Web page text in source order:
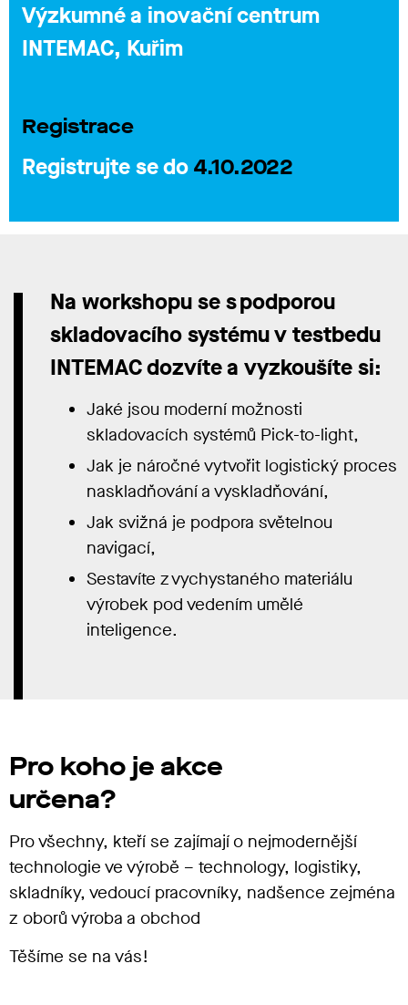
Výzkumné a inovační centrum
INTEMAC, Kuřim
Registrace
Registrujte se do4.10.2022
Na workshopu ses podporou
skladovacího systému vtestbedu
INTEMACdozvíte a vyzkoušíte si:
Jaké jsou moderní možnosti
skladovacích systémů Pick-to-light,
Jak je náročné vytvořit logistický proces
naskladňování a vyskladňování,
Jak svižná je podpora světelnou
navigací,
Sestavíte z vychystaného materiálu
výrobek pod vedením umělé
inteligence.
Pro koho je akce
určena?
Pro všechny, kteří se zajímají o nejmodernější
technologie ve výrobě – technology, logistiky,
skladníky, vedoucí pracovníky, nadšence zejména
z oborů výroba a obchod
Těšíme se na vás!